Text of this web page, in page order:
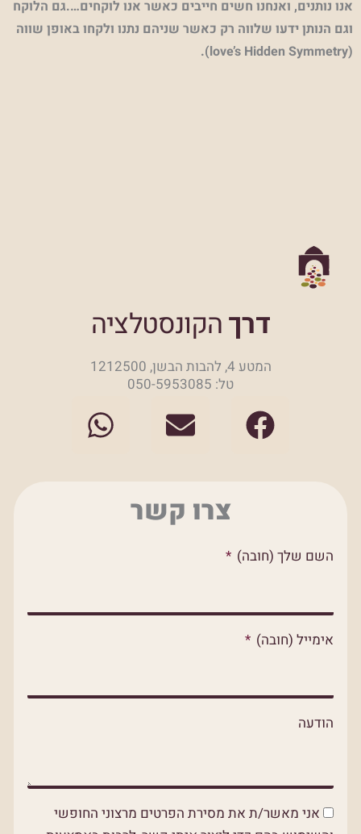
אנו נותנים, ואנחנו חשים חייבים כאשר אנו לוקחים….גם הלוקח
וגם הנותן ידעו שלווה רק כאשר שניהם נתנו ולקחו באופן שווה
(
love’s Hidden Symmetry
).
דרךהקונסטלציה
המטע 4, להבות הבשן, 1212500
טל: 050-5953085
F
a
o
k
E
n
l
e
W
h
p
צרו קשר
השם שלך (חובה)
אימייל (חובה)
הודעה
אני מאשר/ת את מסירת הפרטים מרצוני החופשי